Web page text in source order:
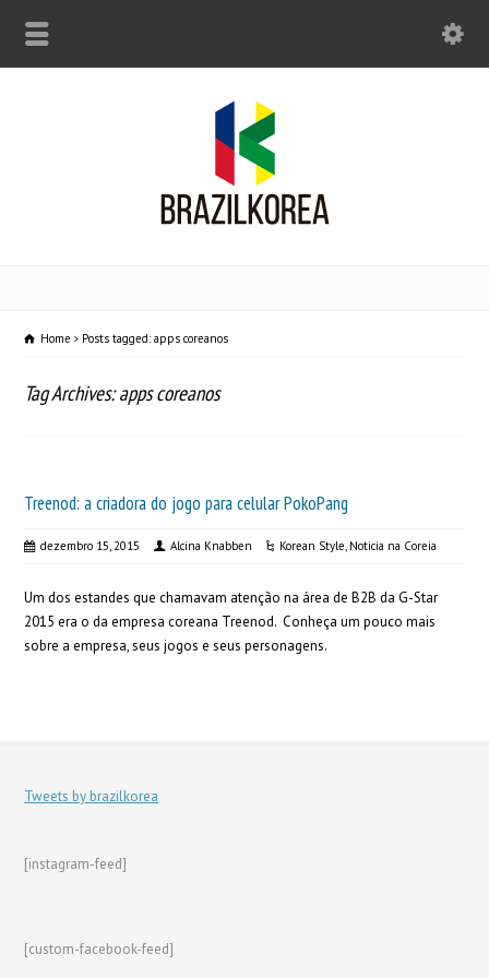
Home Posts tagged: apps coreanos
Tag Archives: apps coreanos
Treenod: a criadora do jogo para celular PokoPang
dezembro 15, 2015 Alcina Knabben Korean Style, Noticia na Coreia
Um dos estandes que chamavam atenção na área de B2B da G-Star
2015 era o da empresa coreana Treenod. Conheça um pouco mais
sobre a empresa, seus jogos e seus personagens.
Tweets by brazilkorea
[instagram-feed]
[custom-facebook-feed]